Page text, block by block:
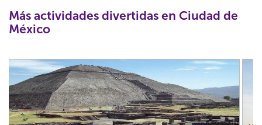
Más actividades divertidas en Ciudad de
México